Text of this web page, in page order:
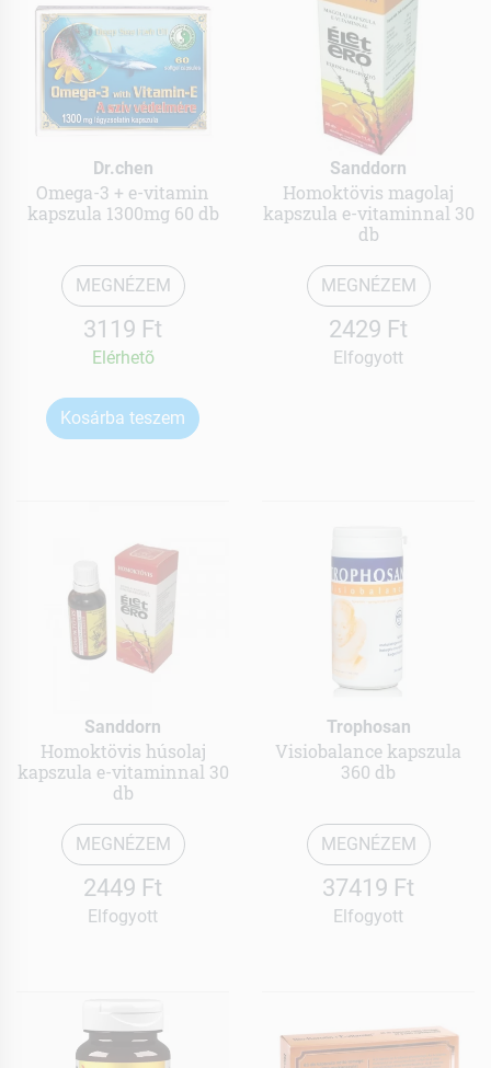
Dr.chen
Omega-3 + e-vitamin
kapszula 1300mg 60 db
MEGNÉZEM
3119 Ft
Elérhetõ
Kosárba teszem
Sanddorn
Homoktövis magolaj
kapszula e-vitaminnal 30
db
MEGNÉZEM
2429 Ft
Elfogyott
Sanddorn
Homoktövis húsolaj
kapszula e-vitaminnal 30
db
MEGNÉZEM
2449 Ft
Elfogyott
Trophosan
Visiobalance kapszula
360 db
MEGNÉZEM
37419 Ft
Elfogyott